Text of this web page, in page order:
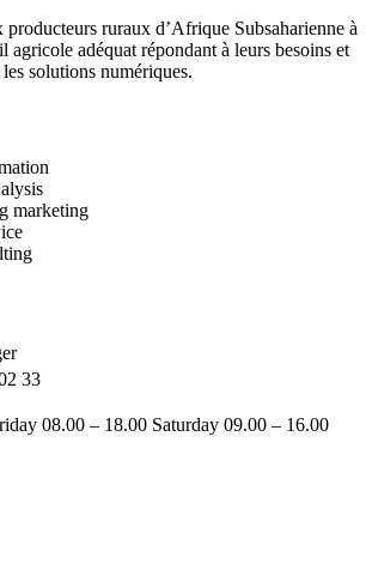
producteurs ruraux d’Afrique Subsaharienne à
agricole adéquat répondant à leurs besoins et
solutions numériques.
marketing
33
08.00 – 18.00 Saturday 09.00 – 16.00